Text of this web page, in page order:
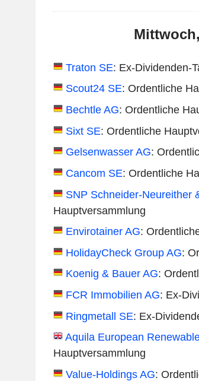
Traton SE: Ex-Dividenden-
Scout24 SE: Ordentliche
Bechtle AG: Ordentliche
Sixt SE: Ordentliche
Gelsenwasser AG:
Cancom SE: Ordentliche
SNP Schneider-Neureither
Hauptversammlung
Envirotainer AG:
HolidayCheck Group AG:
Koenig & Bauer AG:
FCR Immobilien AG: Ex-
Ringmetall SE: Ex-
Aquila European
Hauptversammlung
Value-Holdings AG: